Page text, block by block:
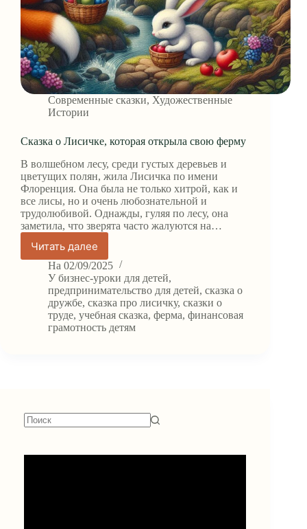
Современные сказки, Художественные
Истории
Сказка о Лисичке, которая открыла свою ферму
В волшебном лесу, среди густых деревьев и
цветущих полян, жила Лисичка по имени
Флоренция. Она была не только хитрой, как и
все лисы, но и очень любознательной и
трудолюбивой. Однажды, гуляя по лесу, она
заметила, что зверята часто жалуются на…
Читать далее
Сказка
о
Лисичке,
которая
открыла
свою
ферму
На 02/09/2025
У бизнес-уроки для детей,
предпринимательство для детей, сказка о
дружбе, сказка про лисичку, сказки о
труде, учебная сказка, ферма, финансовая
грамотность детям
найдено